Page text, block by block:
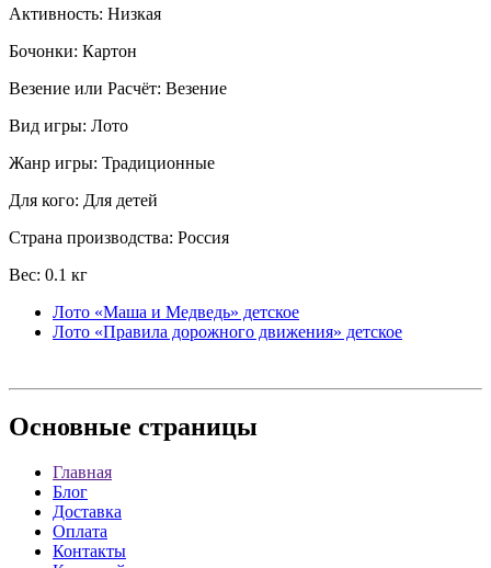
Активность: Низкая
Бочонки: Картон
Везение или Расчёт: Везение
Вид игры: Лото
Жанр игры: Традиционные
Для кого: Для детей
Страна производства: Россия
Вес: 0.1 кг
Лото «Маша и Медведь» детское
Лото «Правила дорожного движения» детское
Основные страницы
Главная
Блог
Доставка
Оплата
Контакты